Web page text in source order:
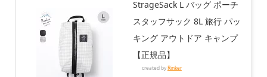
StrageSack L バッグ ポーチ
スタッフサック 8L 旅行 パッ
キング アウトドア キャンプ
【正規品】
created byRinker